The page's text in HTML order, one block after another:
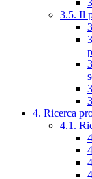
3.5. Il
4. Ricerca
4.1.